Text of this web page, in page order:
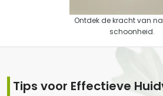
Ontdek de kracht van
schoonheid.
Tips voor Effectieve